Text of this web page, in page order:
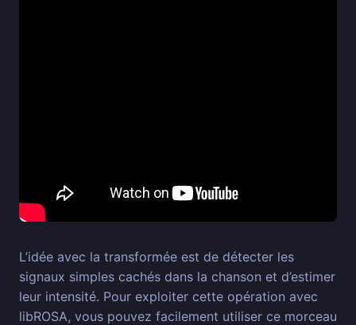
L’idée avec la transformée est de détecter les
signaux simples cachés dans la chanson et d’estimer
leur intensité. Pour exploiter cette opération avec
libROSA, vous pouvez facilement utiliser ce morceau